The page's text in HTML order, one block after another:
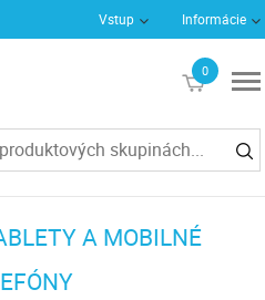
Vstup Informácie
0
€0
A MOBILNÉ